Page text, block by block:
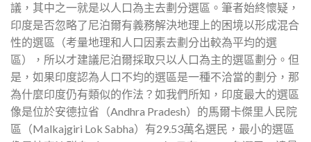
議，其中之一就是以人口為主去劃分選區。筆者始終懷疑，
印度是否忽略了尼泊爾有義務解決地理上的困境以形成混合
性的選區（考量地理和人口因素去劃分出較為平均的選
區），所以才建議尼泊爾採取只以人口為主的選區劃分。但
是，如果印度認為人口不均的選區是一種不洽當的劃分，那
為什麼印度仍有類似的作法？如我們所知，印度最大的選區
像是位於安德拉省（Andhra Pradesh）的馬爾卡傑里人民院
區（Malkajgiri Lok Sabha）有29.53萬名選民，最小的選區